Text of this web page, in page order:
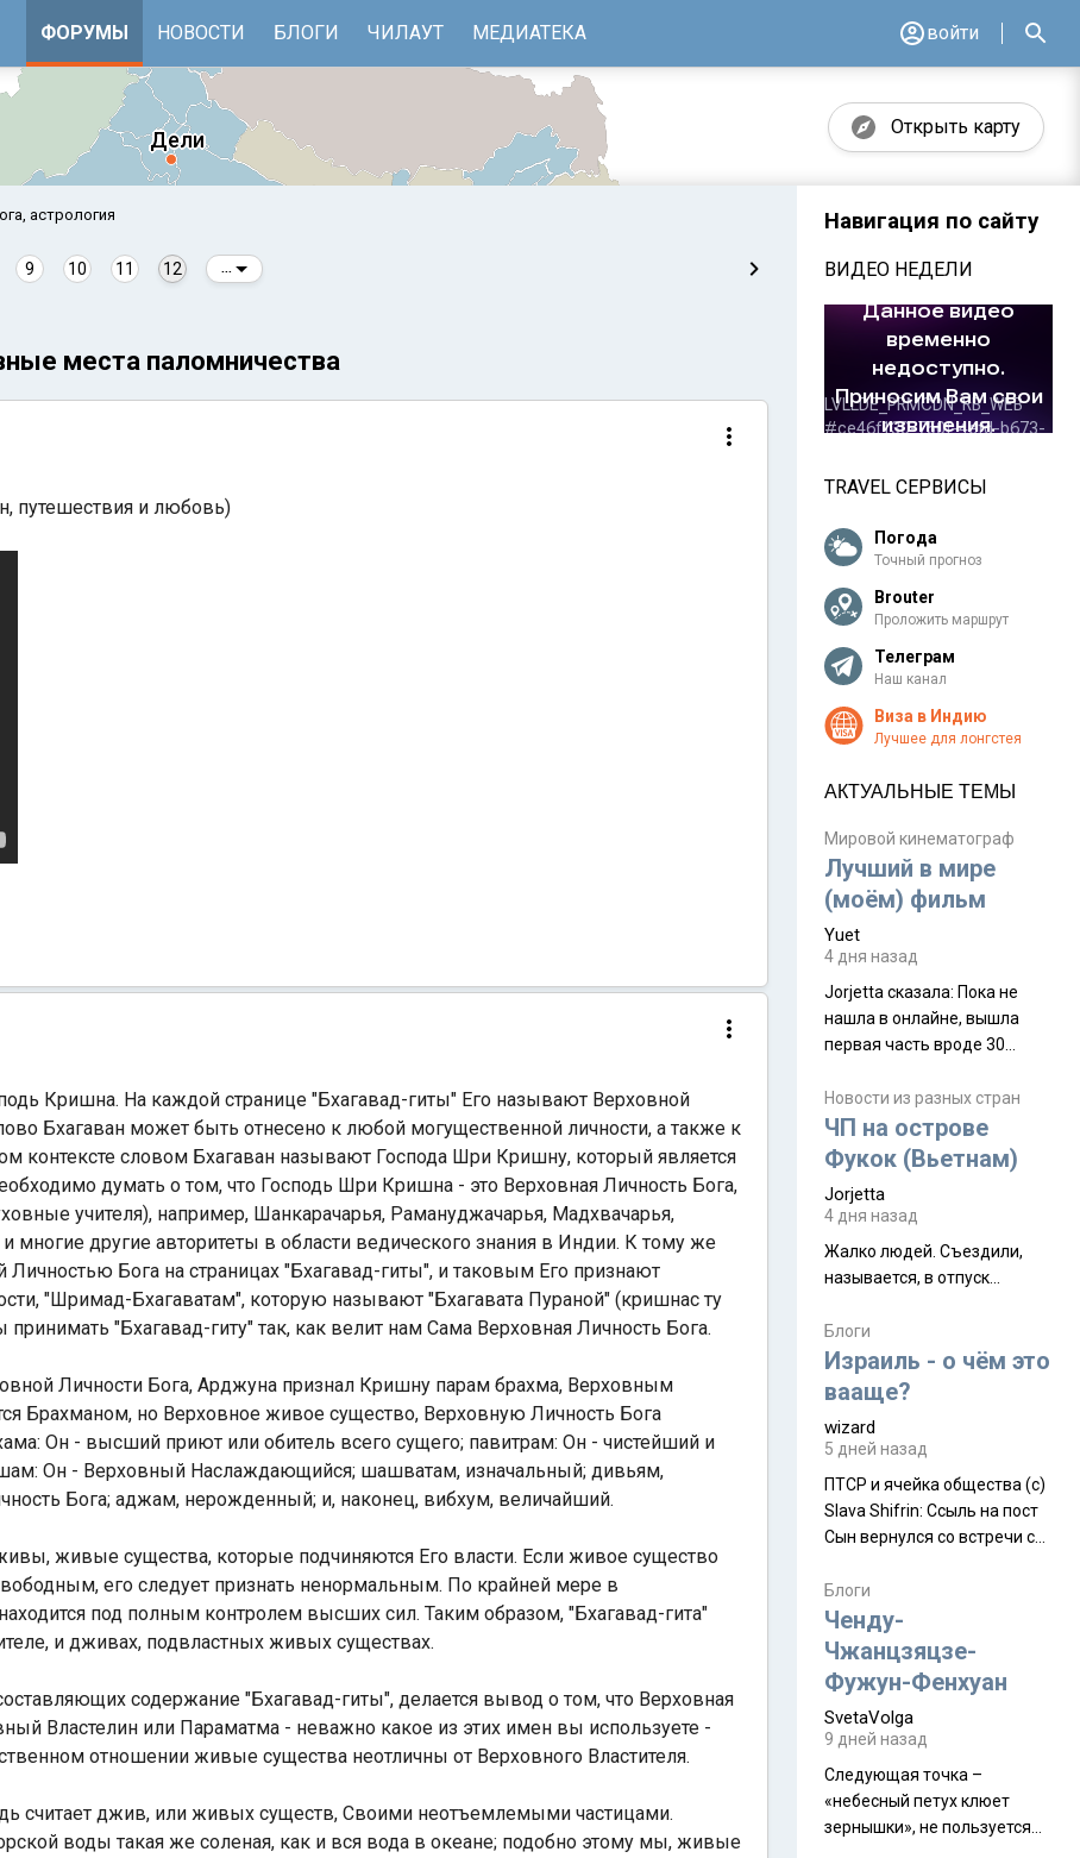
ФОРУМЫ НОВОСТИ БЛОГИ ЧИЛАУТ МЕДИАТЕКА войти
Открыть карту
астрология
9 10 11 12
места паломничества
путешествия и любовь)
Кришна. На каждой странице "Бхагавад-гиты" Его называют Верховной
Бхагаван может быть отнесено к любой могущественной личности, а также к
контексте словом Бхагаван называют Господа Шри Кришну, который является
думать о том, что Господь Шри Кришна - это Верховная Личность Бога,
учителя), например, Шанкарачарья, Рамануджачарья, Мадхвачарья,
другие авторитеты в области ведического знания в Индии. К тому же
Бога на страницах "Бхагавад-гиты", и таковым Его признают
"Шримад-Бхагаватам", которую называют "Бхагавата Пураной" (кришнас ту
"Бхагавад-гиту" так, как велит нам Сама Верховная Личность Бога.
Личности Бога, Арджуна признал Кришну парам брахма, Верховным
Брахманом, но Верховное живое существо, Верховную Личность Бога
Он - высший приют или обитель всего сущего; павитрам: Он - чистейший и
Он - Верховный Наслаждающийся; шашватам, изначальный; дивьям,
Бога; аджам, нерожденный; и, наконец, вибхум, величайший.
живые существа, которые подчиняются Его власти. Если живое существо
его следует признать ненормальным. По крайней мере в
под полным контролем высших сил. Таким образом, "Бхагавад-гита"
и дживах, подвластных живых существах.
содержание "Бхагавад-гиты", делается вывод о том, что Верховная
Властелин или Параматма - неважно какое из этих имен вы используете -
отношении живые существа неотличны от Верховного Властителя.
считает джив, или живых существ, Своими неотъемлемыми частицами.
воды такая же соленая, как и вся вода в океане; подобно этому мы, живые
Навигация по сайту
ВИДЕО НЕДЕЛИ
TRAVEL СЕРВИСЫ
Погода
Точный прогноз
Brouter
Проложить маршрут
Телеграм
Наш канал
Виза в Индию
Лучшее для лонгстея
АКТУАЛЬНЫЕ ТЕМЫ
Мировой кинематограф
Лучший в мире
(моём) фильм
Yuet
4 дня назад
Jorjetta сказалa: Пока не
нашла в онлайне, вышла
первая часть вроде 30
Дивали 8 ноября.
Новости из разных стран
ЧП на острове
Фукок (Вьетнам)
Jorjetta
4 дня назад
Жалко людей. Съездили,
называется, в отпуск...
Блоги
Израиль - о чём это
вааще?
wizard
5 дней назад
ПТСР и ячейка общества (с)
Slava Shifrin: Ссыль на пост
Сын вернулся со встречи с
уже, как демобилизовались,
а продолжают встречаться
почти каждую неделю) и с
порога сообщил: "Эйтан
разводится!" Эйтан -
мальчик из религиозной
семьи, из тех, кого называют
"вязаные кипы". С 2022-го
Блоги
Ченду-
Чжанцзяцзе-
Фужун-Фенхуан
SvetaVolga
9 дней назад
Следующая точка –
«небесный петух клюет
зернышки», не пользуется